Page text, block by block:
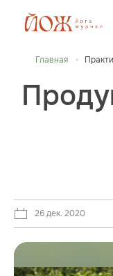
Главная
26 дек. 2020